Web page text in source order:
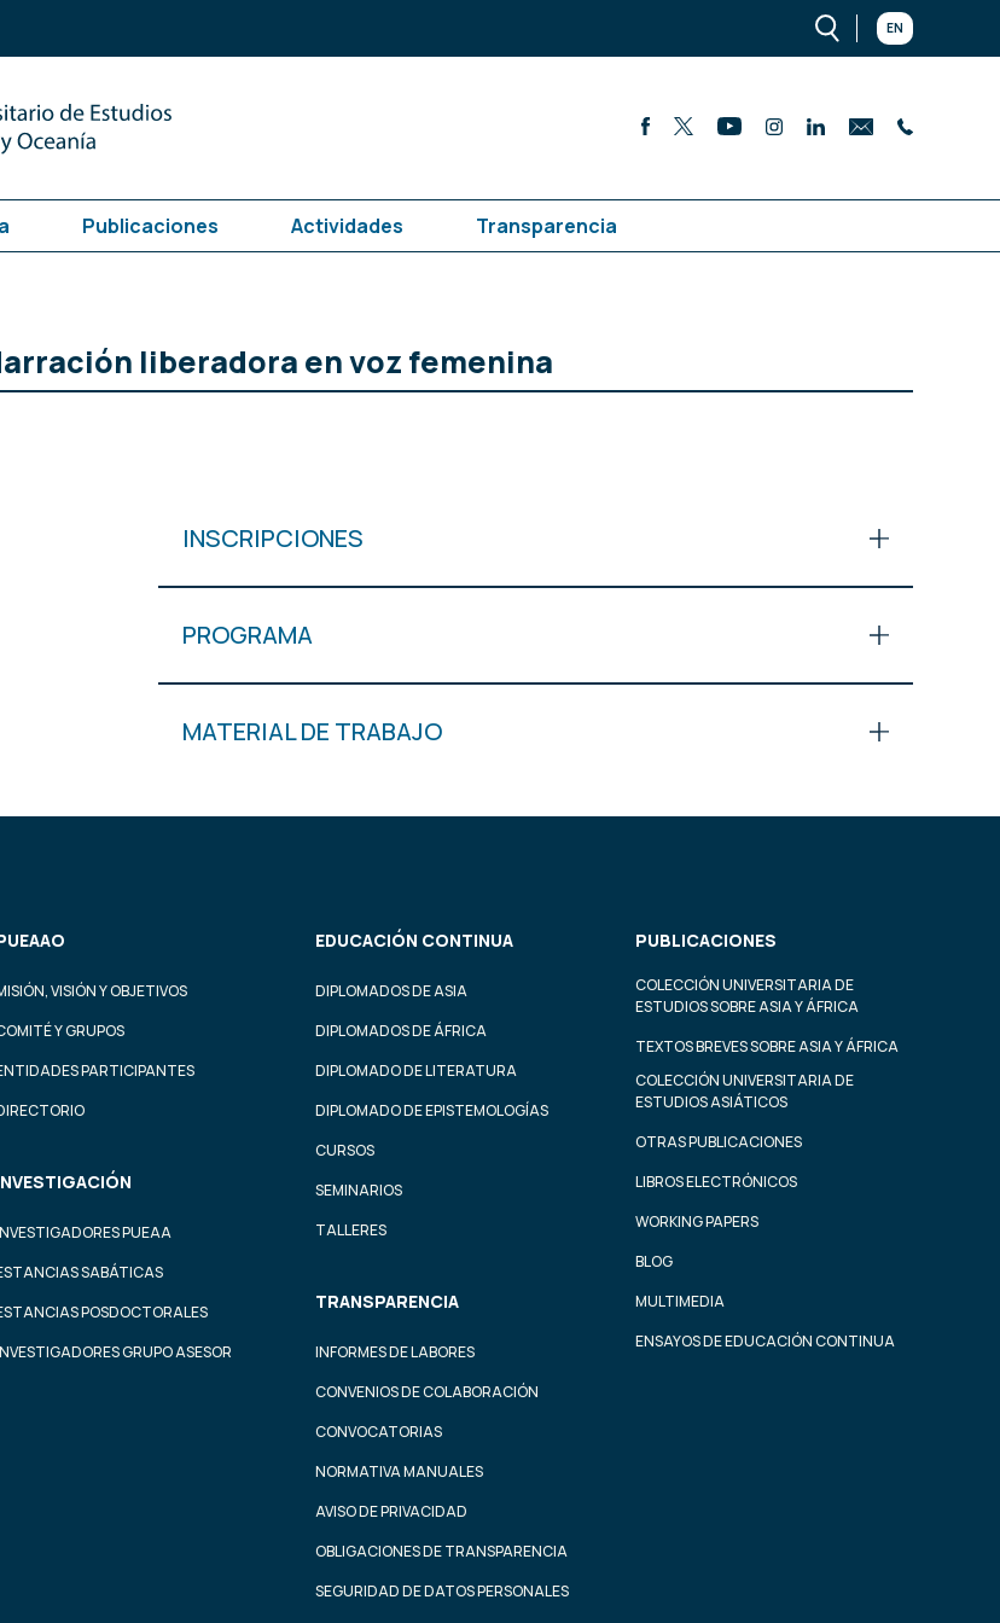
EN
Publicaciones Actividades Transparencia
liberadora en voz femenina
INSCRIPCIONES
PROGRAMA
MATERIAL DE TRABAJO
VISIÓN Y OBJETIVOS
Y GRUPOS
PARTICIPANTES
PUEAA
SABÁTICAS
POSDOCTORALES
GRUPO ASESOR
EDUCACIÓN CONTINUA
DIPLOMADOS DE ASIA
DIPLOMADOS DE ÁFRICA
DIPLOMADO DE LITERATURA
DIPLOMADO DE EPISTEMOLOGÍAS
CURSOS
SEMINARIOS
TALLERES
TRANSPARENCIA
INFORMES DE LABORES
CONVENIOS DE COLABORACIÓN
CONVOCATORIAS
NORMATIVA MANUALES
AVISO DE PRIVACIDAD
OBLIGACIONES DE TRANSPARENCIA
SEGURIDAD DE DATOS PERSONALES
PUBLICACIONES
COLECCIÓN UNIVERSITARIA DE
ESTUDIOS SOBRE ASIA Y ÁFRICA
TEXTOS BREVES SOBRE ASIA Y ÁFRICA
COLECCIÓN UNIVERSITARIA DE
ESTUDIOS ASIÁTICOS
OTRAS PUBLICACIONES
LIBROS ELECTRÓNICOS
WORKING PAPERS
BLOG
MULTIMEDIA
ENSAYOS DE EDUCACIÓN CONTINUA